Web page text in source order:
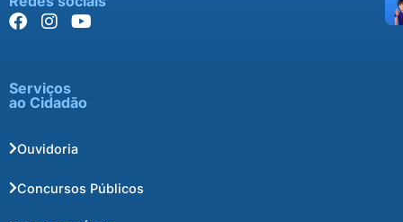
Serviços
ao Cidadão
Ouvidoria
Concursos Públicos